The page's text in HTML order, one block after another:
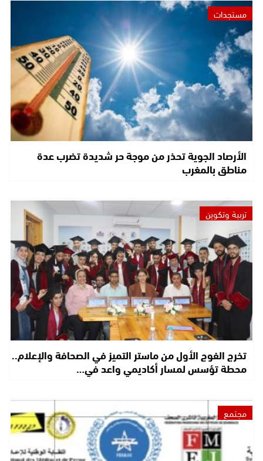
مستجدات
الأرصاد الجوية تحذر من موجة حر شديدة تضرب عدة
مناطق بالمغرب
تربية وتكوين
تخرج الفوج الأول من ماستر التميز في الصحافة والإعلام..
محطة تؤسس لمسار أكاديمي واعد في…
مجتمع